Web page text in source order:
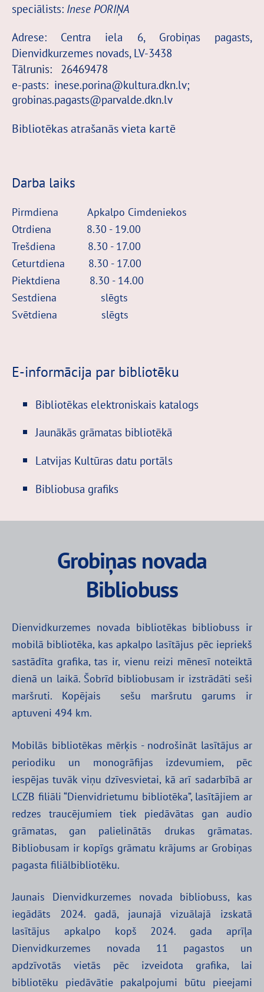
speciālists: Inese PORIŅA
Adrese: Centra iela 6, Grobiņas pagasts,
Dienvidkurzemes novads, LV-3438
Tālrunis: 26469478
e-pasts: inese.porina@kultura.dkn.lv;
grobinas.pagasts@parvalde.dkn.lv
Bibliotēkas atrašanās vieta kartē
Darba laiks
Pirmdiena Apkalpo Cimdeniekos
Otrdiena 8.30 - 19.00
Trešdiena 8.30 - 17.00
Ceturtdiena 8.30 - 17.00
Piektdiena 8.30 - 14.00
Sestdiena slēgts
Svētdiena slēgts
E-informācija par bibliotēku
Bibliotēkas elektroniskais katalogs
Jaunākās grāmatas bibliotēkā
Latvijas Kultūras datu portāls
Bibliobusa grafiks
Grobiņas novada
Bibliobuss
Dienvidkurzemes novada bibliotēkas bibliobuss ir
mobilā bibliotēka, kas apkalpo lasītājus pēc iepriekš
sastādīta grafika, tas ir, vienu reizi mēnesī noteiktā
dienā un laikā. Šobrīd bibliobusam ir izstrādāti seši
maršruti. Kopējais sešu maršrutu garums ir
aptuveni 494 km.
Mobilās bibliotēkas mērķis - nodrošināt lasītājus ar
periodiku un monogrāfijas izdevumiem, pēc
iespējas tuvāk viņu dzīvesvietai, kā arī sadarbībā ar
LCZB filiāli “Dienvidrietumu bibliotēka”, lasītājiem ar
redzes traucējumiem tiek piedāvātas gan audio
grāmatas, gan palielinātās drukas grāmatas.
Bibliobusam ir kopīgs grāmatu krājums ar Grobiņas
pagasta filiālbibliotēku.
Jaunais Dienvidkurzemes novada bibliobuss, kas
iegādāts 2024. gadā, jaunajā vizuālajā izskatā
lasītājus apkalpo kopš 2024. gada aprīļa
Dienvidkurzemes novada 11 pagastos un
apdzīvotās vietās pēc izveidota grafika, lai
bibliotēku piedāvātie pakalpojumi būtu pieejami